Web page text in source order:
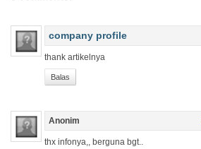
company profile
thank artikelnya
Balas
Anonim
thx infonya,, berguna bgt..